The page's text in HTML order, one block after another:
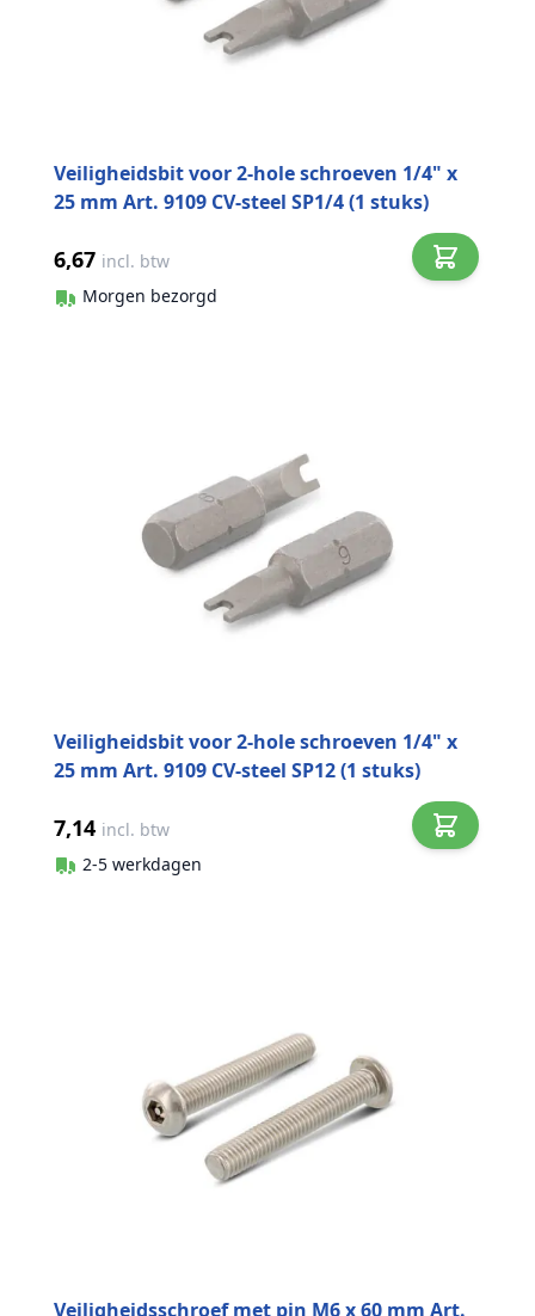
Veiligheidsbit voor 2-hole schroeven 1/4" x
25 mm Art. 9109 CV-steel SP1/4 (1 stuks)
6,67 incl. btw
Morgen bezorgd
Veiligheidsbit voor 2-hole schroeven 1/4" x
25 mm Art. 9109 CV-steel SP12 (1 stuks)
7,14 incl. btw
2-5 werkdagen
Veiligheidsschroef met pin M6 x 60 mm Art.